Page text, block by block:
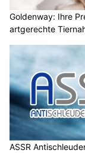
Goldenway: Ihre
artgerechte
ASSR